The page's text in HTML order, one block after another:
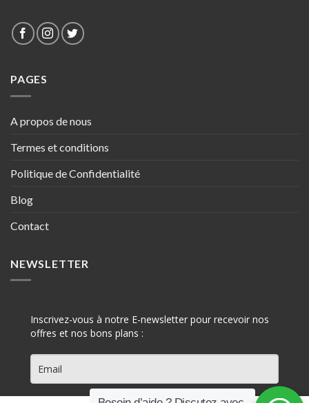
PAGES
A propos de nous
Termes et conditions
Politique de Confidentialité
Blog
Contact
NEWSLETTER
Inscrivez-vous à notre E-newsletter pour recevoir nos
offres et nos bons plans :